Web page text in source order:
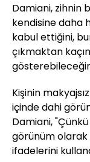
Damiani, zihnin
kendisine daha
kabul ettiğini,
çıkmaktan
Kişinin
içinde dahi
Damiani,
görünüm olarak
ifadelerini